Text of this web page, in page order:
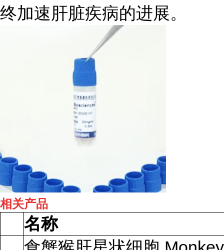
终加速肝脏疾病的进展。
相关产品
名称